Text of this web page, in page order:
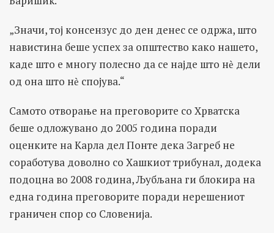
„Значи, тој консензус до ден денес се одржа, што
навистина беше успех за општество како нашето,
каде што е многу полесно да се најде што нѐ дели
од она што нѐ спојува.“
Самото отворање на преговорите со Хрватска
беше одложувано до 2005 година поради
оценките на Карла дел Понте дека Загреб не
соработува доволно со Хашкиот трибунал, додека
подоцна во 2008 година, Љубљана ги блокира на
една година преговорите поради нерешениот
граничен спор со Словенија.